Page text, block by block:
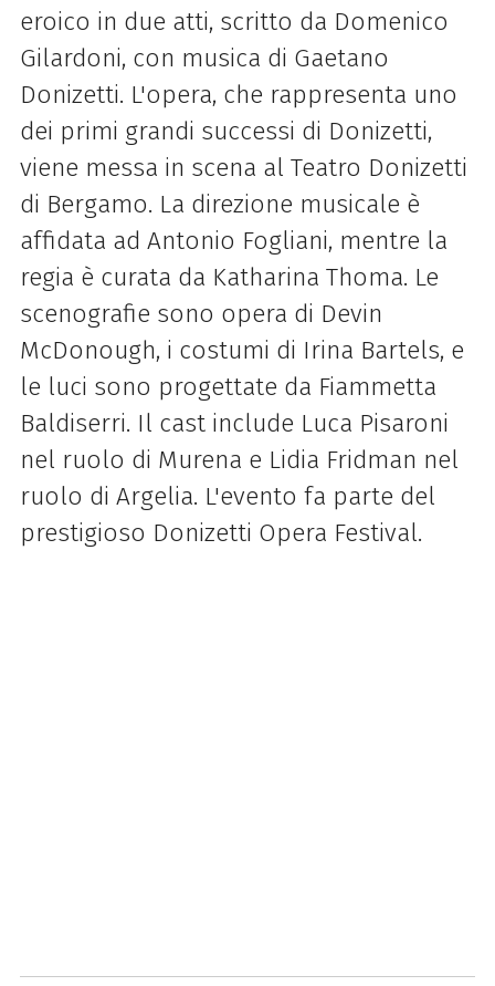
eroico in due atti, scritto da Domenico
Gilardoni, con musica di Gaetano
Donizetti. L'opera, che rappresenta uno
dei primi grandi successi di Donizetti,
viene messa in scena al Teatro Donizetti
di Bergamo. La direzione musicale è
affidata ad Antonio Fogliani, mentre la
regia è curata da Katharina Thoma. Le
scenografie sono opera di Devin
McDonough, i costumi di Irina Bartels, e
le luci sono progettate da Fiammetta
Baldiserri. Il cast include Luca Pisaroni
nel ruolo di Murena e Lidia Fridman nel
ruolo di Argelia. L'evento fa parte del
prestigioso Donizetti Opera Festival.